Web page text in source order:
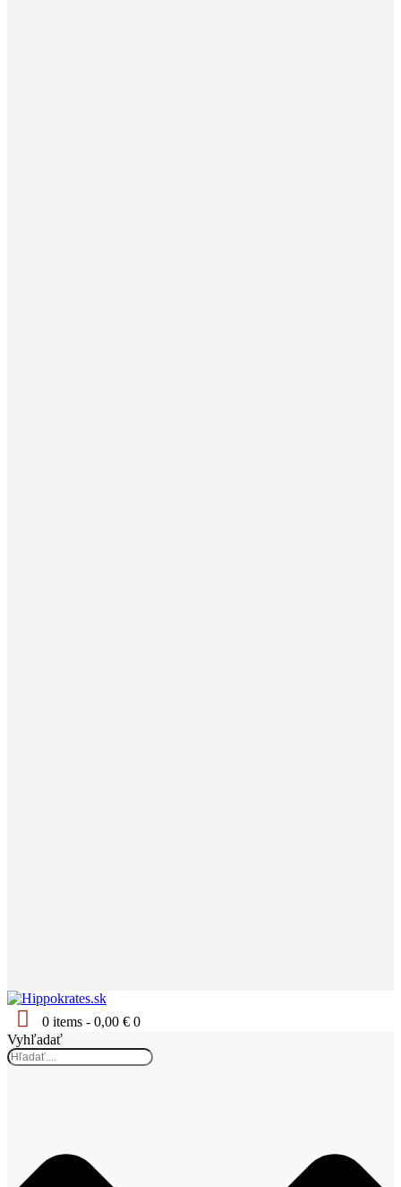
0 items - 0,00 € 0
Vyhľadať